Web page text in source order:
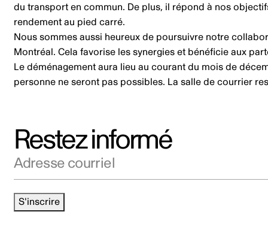
du transport en commun. De plus, il répond à nos
rendement au pied carré.
Nous sommes aussi heureux de poursuivre notre
Montréal. Cela favorise les synergies et bénéficie aux
Le déménagement aura lieu au courant du mois de
personne ne seront pas possibles. La salle de courrier
Restez informé
S'inscrire